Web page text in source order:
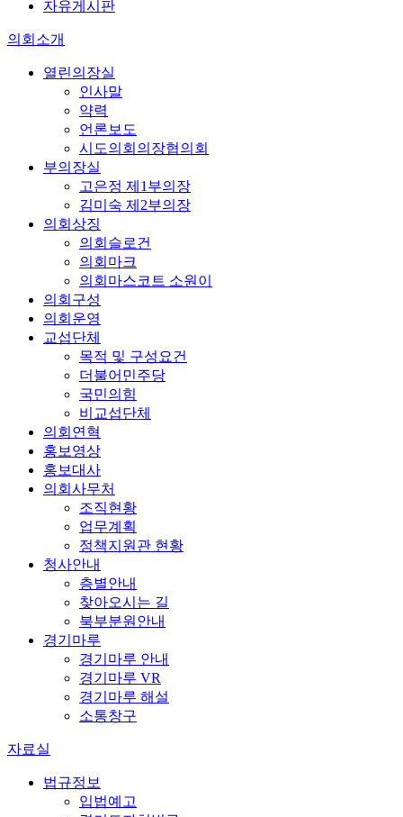
자유게시판
의회소개
열린의장실
인사말
약력
언론보도
시도의회의장협의회
부의장실
고은정 제1부의장
김미숙 제2부의장
의회상징
의회슬로건
의회마크
의회마스코트 소원이
의회구성
의회운영
교섭단체
목적 및 구성요건
더불어민주당
국민의힘
비교섭단체
의회연혁
홍보영상
홍보대사
의회사무처
조직현황
업무계획
정책지원관 현황
청사안내
층별안내
찾아오시는 길
북부분원안내
경기마루
경기마루 안내
경기마루 VR
경기마루 해설
소통창구
자료실
법규정보
입법예고